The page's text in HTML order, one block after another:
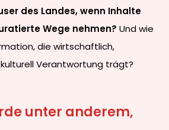
des Landes, wenn Inhalte
Wege nehmen? Und wie
die wirtschaftlich,
Verantwortung trägt?
unter anderem,